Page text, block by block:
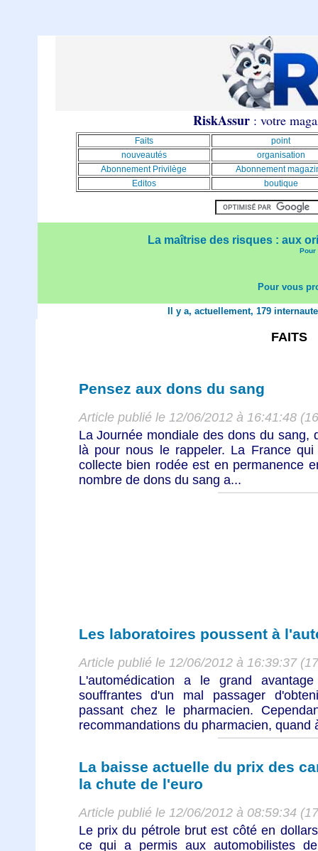
RiskAssur: votre
Faits
point
nouveautés
organisation
Abonnement Privilège
Abonnement
Editos
boutique
La maîtrise des risques : aux
Pour
Pour vous
Il y a, actuellement, 179
FAITS
Pensez aux dons du sang
Article publié le 12/06/2012 à 16:41:48
La Journée mondiale des dons du
là pour nous le rappeler. La France
collecte bien rodée est en permanence
nombre de dons du sang a...
Les laboratoires poussent à
Article publié le 12/06/2012 à 16:39:37
L'automédication a le grand
souffrantes d'un mal passager
passant chez le pharmacien.
recommandations du pharmacien, quand
La baisse actuelle du prix des
la chute de l'euro
Article publié le 12/06/2012 à 08:59:34
Le prix du pétrole brut est côté en
ce qui a permis aux automobilistes